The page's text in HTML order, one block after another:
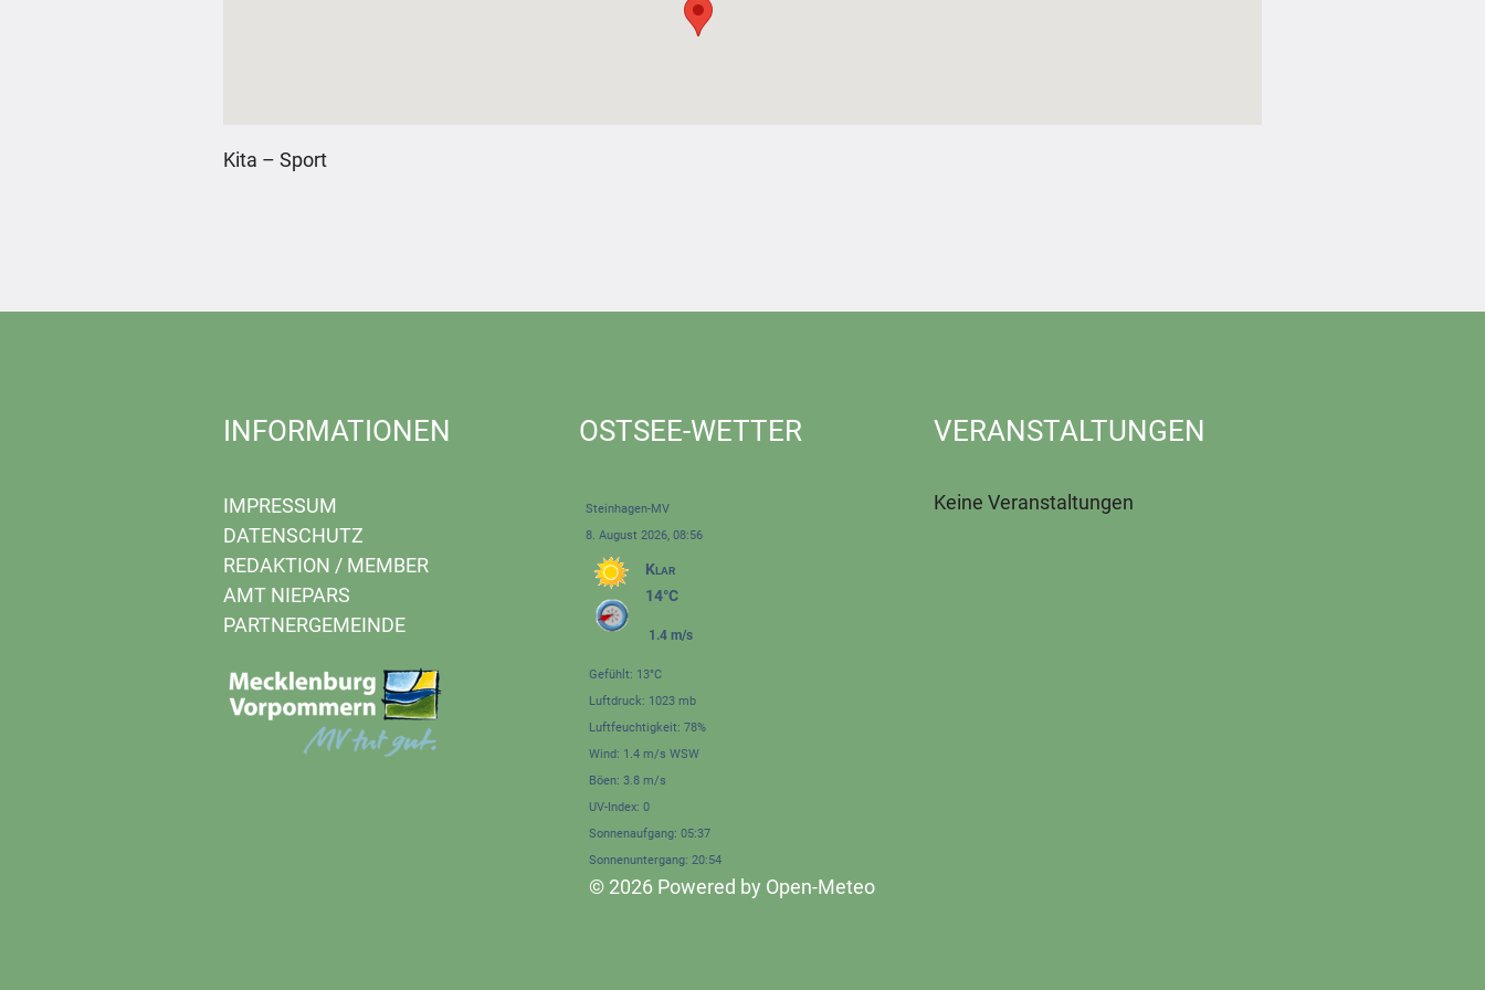
Kita – Sport
INFORMATIONEN
IMPRESSUM
DATENSCHUTZ
REDAKTION / MEMBER
AMT NIEPARS
PARTNERGEMEINDE
OSTSEE-WETTER
Steinhagen-MV
8. August 2026, 08:56
Klar
14°C
1.4 m/s
Gefühlt: 13°C
Luftdruck: 1023 mb
Luftfeuchtigkeit: 78%
Wind: 1.4 m/s WSW
Böen: 3.8 m/s
UV-Index: 0
Sonnenaufgang: 05:37
Sonnenuntergang: 20:54
© 2026 Powered by Open-Meteo
VERANSTALTUNGEN
Keine Veranstaltungen